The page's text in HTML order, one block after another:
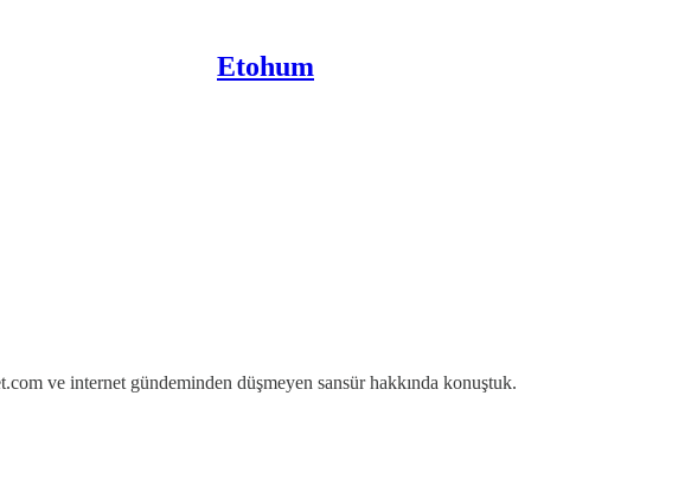
Etohum
ve internet gündeminden düşmeyen sansür hakkında konuştuk.